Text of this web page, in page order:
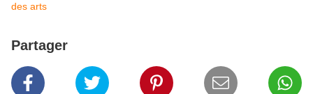
des arts
Partager